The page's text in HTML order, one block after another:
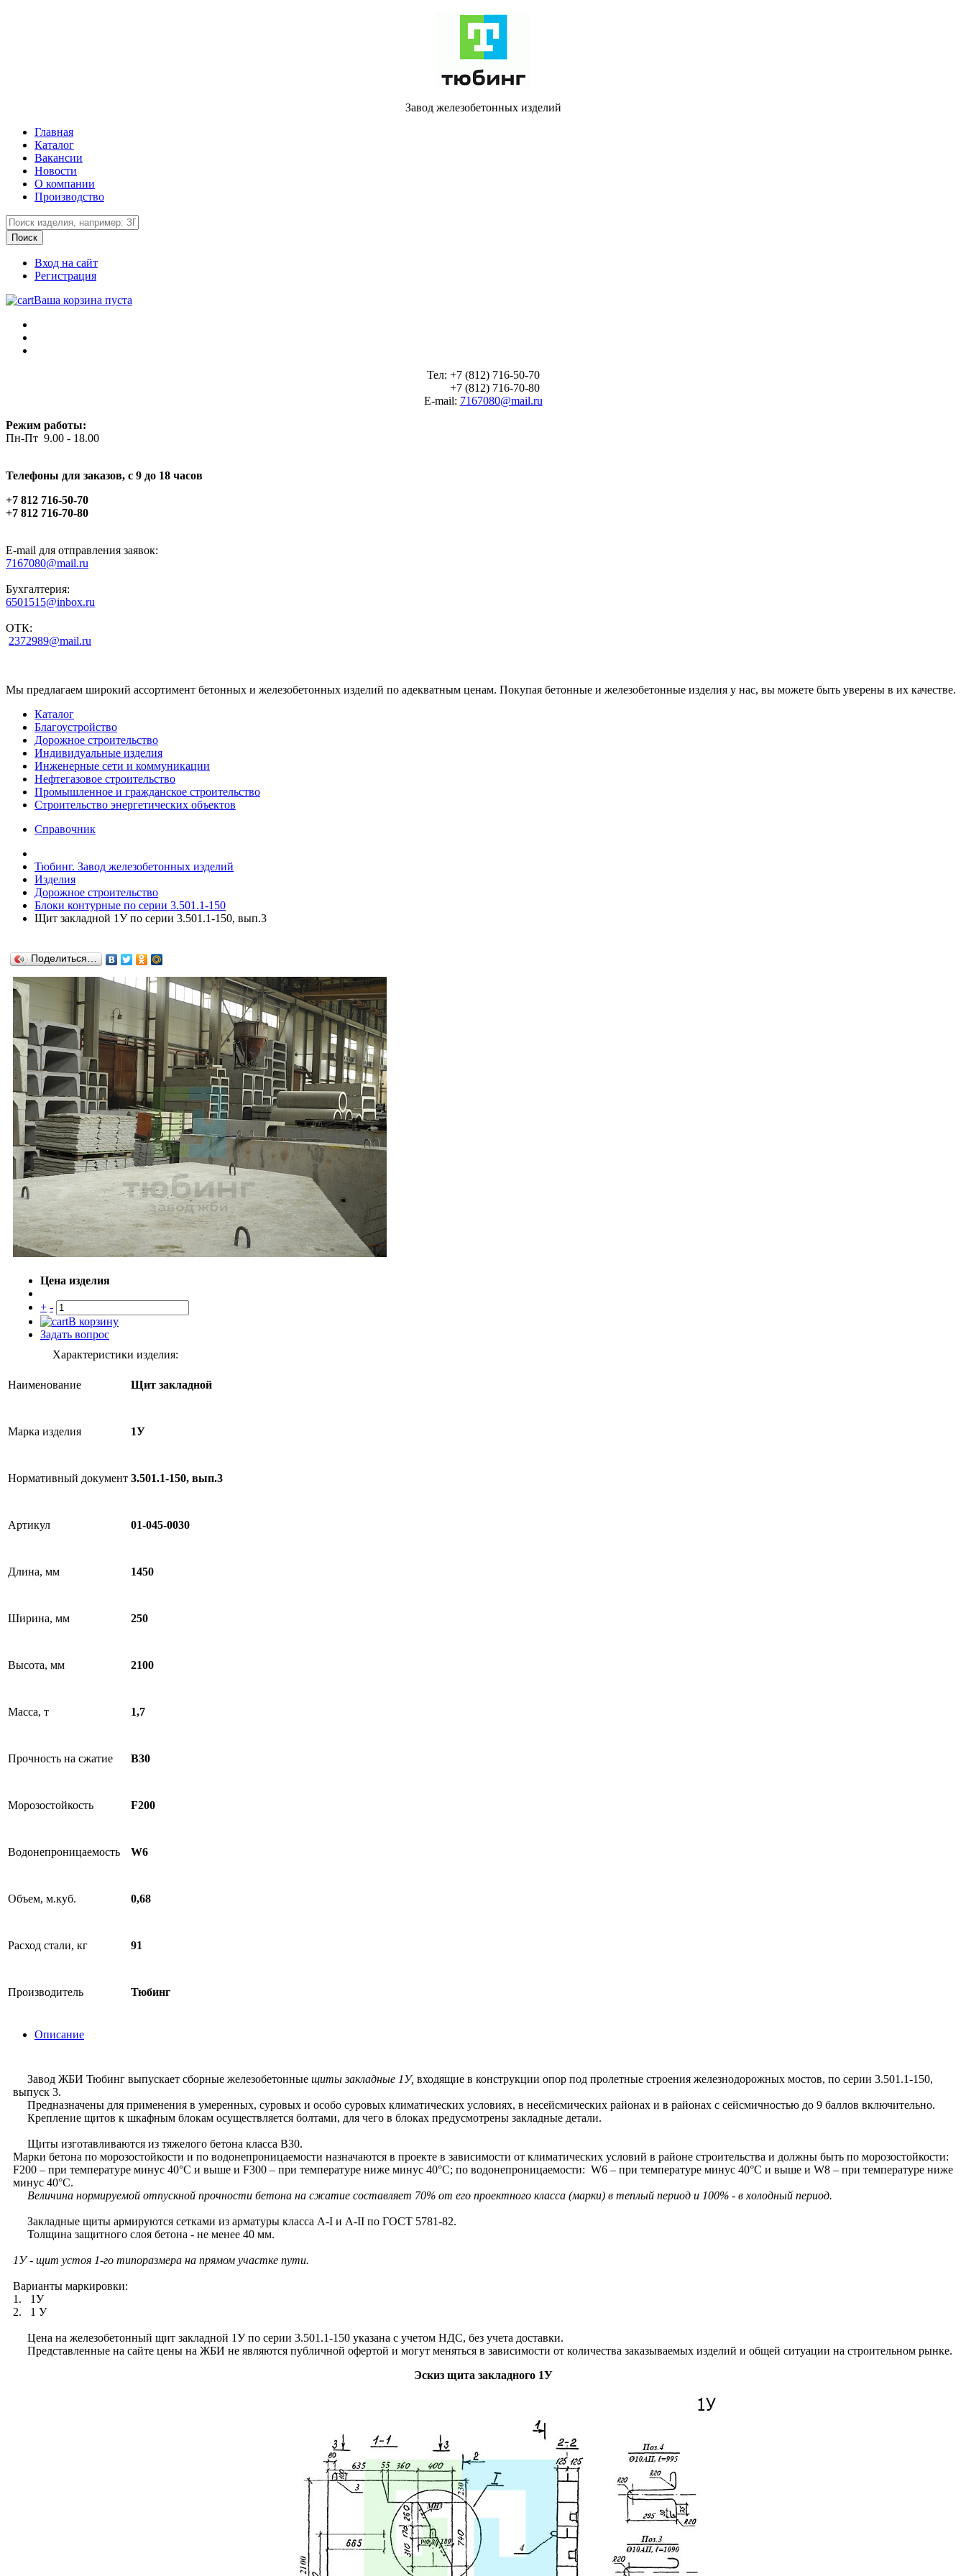
Завод железобетонных изделий
Главная
Каталог
Вакансии
Новости
О компании
Производство
Вход на сайт
Регистрация
Ваша корзина пуста
Тел: +7 (812) 716-50-70
+7 (812) 716-70-80
E-mail: 7167080@mail.ru
Режим работы:
Пн-Пт 9.00 - 18.00
Телефоны для заказов, c 9 до 18 часов
+7 812 716-50-70
+7 812 716-70-80
E-mail для отправления заявок:
7167080@mail.ru
Бухгалтерия:
6501515@inbox.ru
ОТК:
2372989@mail.ru
Мы предлагаем широкий ассортимент бетонных и железобетонных изделий по адекватным ценам. Покупая бетонные и железобетонные изделия у нас, вы можете быть уверены в их качестве.
Каталог
Благоустройство
Дорожное строительство
Индивидуальные изделия
Инженерные сети и коммуникации
Нефтегазовое строительство
Промышленное и гражданское строительство
Строительство энергетических объектов
Справочник
Тюбинг. Завод железобетонных изделий
Изделия
Дорожное строительство
Блоки контурные по серии 3.501.1-150
Щит закладной 1У по серии 3.501.1-150, вып.3
Поделиться…
Цена изделия
+ -
В корзину
Задать вопрос
Характеристики изделия:
Наименование Щит закладной
Марка изделия 1У
Нормативный документ 3.501.1-150, вып.3
Артикул 01-045-0030
Длина, мм 1450
Ширина, мм 250
Высота, мм 2100
Масса, т 1,7
Прочность на сжатие B30
Морозостойкость F200
Водонепроницаемость W6
Объем, м.куб. 0,68
Расход стали, кг 91
Производитель Тюбинг
Описание
Завод ЖБИ Тюбинг выпускает сборные железобетонные щиты закладные 1У, входящие в конструкции опор под пролетные строения железнодорожных мостов, по серии 3.501.1-150,
выпуск 3.
Предназначены для применения в умеренных, суровых и особо суровых климатических условиях, в несейсмических районах и в районах с сейсмичностью до 9 баллов включительно.
Крепление щитов к шкафным блокам осуществляется болтами, для чего в блоках предусмотрены закладные детали.
Щиты изготавливаются из тяжелого бетона класса В30.
Марки бетона по морозостойкости и по водонепроницаемости назначаются в проекте в зависимости от климатических условий в районе строительства и должны быть по морозостойкости:
F200 – при температуре минус 40°С и выше и F300 – при температуре ниже минус 40°С; по водонепроницаемости: W6 – при температуре минус 40°С и выше и W8 – при температуре ниже
минус 40°С.
Величина нормируемой отпускной прочности бетона на сжатие составляет 70% от его проектного класса (марки) в теплый период и 100% - в холодный период.
Закладные щиты армируются сетками из арматуры класса A-I и A-II по ГОСТ 5781-82.
Толщина защитного слоя бетона - не менее 40 мм.
1У- щит устоя 1-го типоразмера на прямом участке пути.
Варианты маркировки:
1. 1У
2. 1 У
Цена на железобетонный щит закладной 1У по серии 3.501.1-150 указана с учетом НДС, без учета доставки.
Представленные на сайте цены на ЖБИ не являются публичной офертой и могут меняться в зависимости от количества заказываемых изделий и общей ситуации на строительном рынке.
Эскиз щита закладного 1У